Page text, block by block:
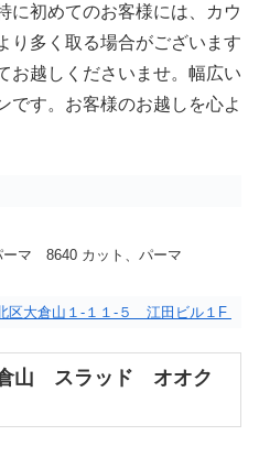
に初めてのお客様には、カウ
り多く取る場合がございます
お越しくださいませ。幅広い
です。お客様のお越しを心よ
ーマ 8640 カット、パーマ
区大倉山１-１１-５ 江田ビル１F
山 スラッド オオク